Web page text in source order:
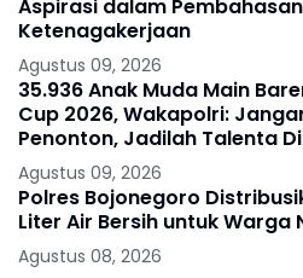
Aspirasi dalam Pembahasan
Ketenagakerjaan
Agustus 09, 2026
35.936 Anak Muda Main
Cup 2026, Wakapolri:
Penonton, Jadilah Talenta
Agustus 09, 2026
Polres Bojonegoro
Liter Air Bersih untuk Warga
Agustus 08, 2026